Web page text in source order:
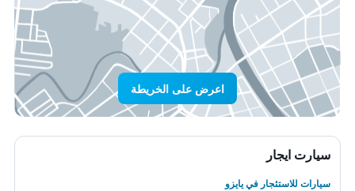
اعرض على الخريطة
سيارت ايجار
سيارات للاستئجار في يايزو